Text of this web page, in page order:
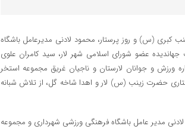
کبری (س) و روز پرستار، محمود لادنی مدیرعامل باشگاه
عضو شورای اسلامی شهر لار، سید کامران علوی
و جوانان لارستان و ناجیان غریق مجموعه استخر
حضرت زینب (س) لار و اهدا شاخه گل، از تلاش شبانه
مدیر عامل باشگاه فرهنگی ورزشی شهرداری و مجموعه